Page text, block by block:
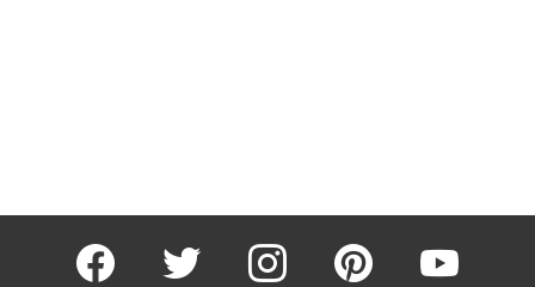
facebook twitter instagram pinterest youtube